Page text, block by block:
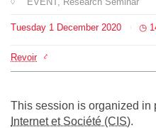
Tuesday 1 December 2020
Revoir
This session is organized in
Internet et Société (CIS).